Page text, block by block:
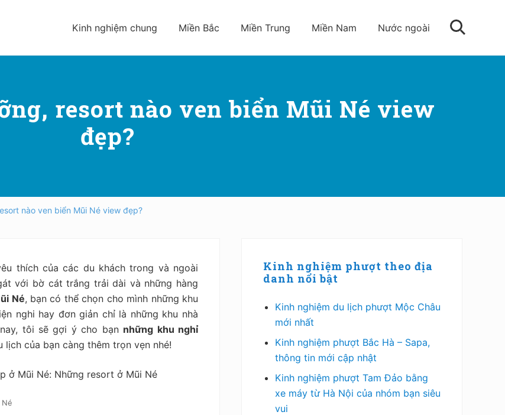
Kinh nghiệm chung Miền Bắc Miền Trung Miền Nam Nước ngoài
Tìm
resort nào ven biển Mũi Né view
đẹp?
nào ven biển Mũi Né view đẹp?
thích của các du khách trong và ngoài
với bờ cát trắng trải dài và những hàng
Né, bạn có thể chọn cho mình những khu
nghi hay đơn giản chỉ là những khu nhà
tôi sẽ gợi ý cho bạn những khu nghỉ
lịch của bạn càng thêm trọn vẹn nhé!
Né
chính
Kinh nghiệm phượt theo địa
danh nổi bật
Kinh nghiệm du lịch phượt Mộc Châu
mới nhất
Kinh nghiệm phượt Bắc Hà – Sapa,
thông tin mới cập nhật
Kinh nghiệm phượt Tam Đảo bằng
xe máy từ Hà Nội của nhóm bạn siêu
vui